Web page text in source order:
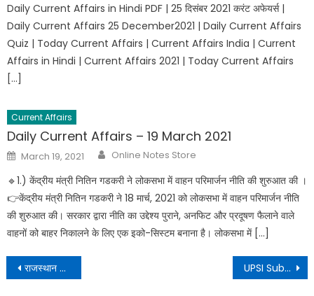
Daily Current Affairs in Hindi PDF | 25 दिसंबर 2021 करंट अफेयर्स |
Daily Current Affairs 25 December2021 | Daily Current Affairs
Quiz | Today Current Affairs | Current Affairs India | Current
Affairs in Hindi | Current Affairs 2021 | Today Current Affairs
[…]
Current Affairs
Daily Current Affairs – 19 March 2021
March 19, 2021 Online Notes Store
🔹️1.) केंद्रीय मंत्री नितिन गडकरी ने लोकसभा में वाहन परिमार्जन नीति की शुरुआत की ।
👉केंद्रीय मंत्री नितिन गडकरी ने 18 मार्च, 2021 को लोकसभा में वाहन परिमार्जन नीति
की शुरुआत की। सरकार द्वारा नीति का उद्देश्य पुराने, अनफिट और प्रदूषण फैलाने वाले
वाहनों को बाहर निकालने के लिए एक इको-सिस्टम बनाना है। लोकसभा में […]
राजस्थान की स्थिति एवं विस्तार महत्वपूर्ण प्रश्न UPSI Sub Inspector Recruitment 2021